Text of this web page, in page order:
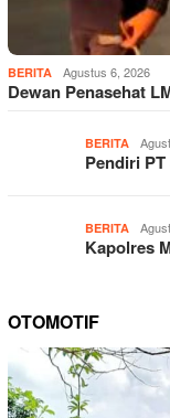
BERITA Agustus 6, 2026
Dewan Penasehat
BERITA
Pendiri
BERITA
Kapolres
OTOMOTIF